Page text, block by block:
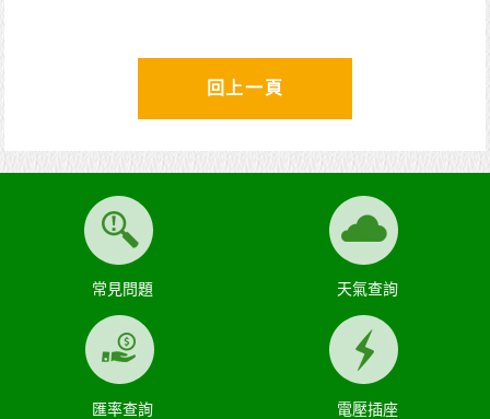
回上一頁
常見問題 天氣查詢
匯率查詢 電壓插座